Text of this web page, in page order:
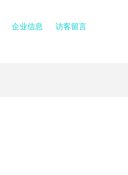
企业信息 访客留言